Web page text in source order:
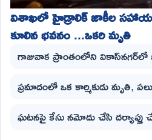
విశాఖలో హైడ్రాలిక్ జాకీల
కూలిన భవనం ...ఒకరి మృతి
గాజువాక ప్రాంతంలోని
ప్రమాదంలో ఒక కార్మికుడు మృతి,
ఘటనపై కేసు నమోదు చేసి దర్యాప్తు